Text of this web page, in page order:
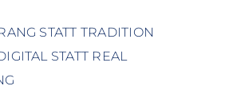
STATT TRADITION
STATT REAL